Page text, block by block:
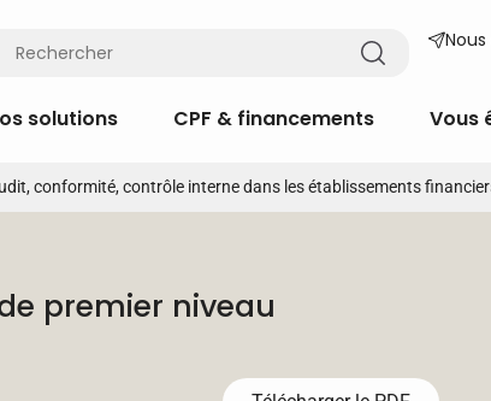
solutions CPF & financements Vous
conformité, contrôle interne dans les établissements
premier niveau